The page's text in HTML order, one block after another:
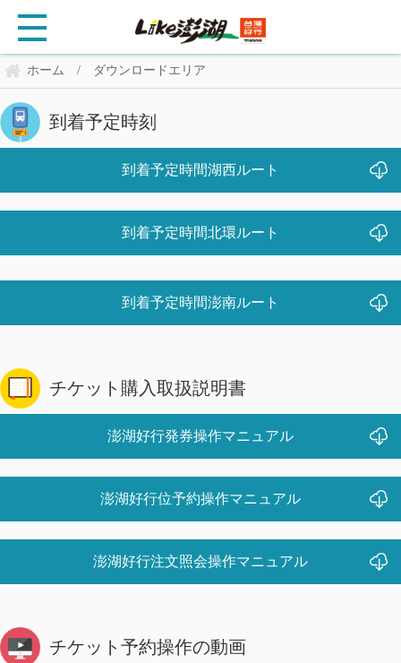
ホーム / ダウンロードエリア
到着予定時刻
到着予定時間湖西ルート
到着予定時間北環ルート
到着予定時間澎南ルート
チケット購入取扱説明書
澎湖好行発券操作マニュアル
澎湖好行位予約操作マニュアル
澎湖好行注文照会操作マニュアル
チケット予約操作の動画